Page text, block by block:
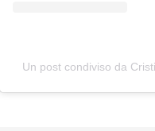
Un post condiviso da